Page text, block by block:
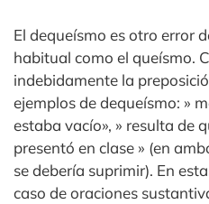
El dequeísmo es otro error
habitual como el queísmo.
indebidamente la
ejemplos de dequeísmo: »
estaba vacío», » resulta de
presentó en clase » (en
se debería suprimir). En
caso de oraciones